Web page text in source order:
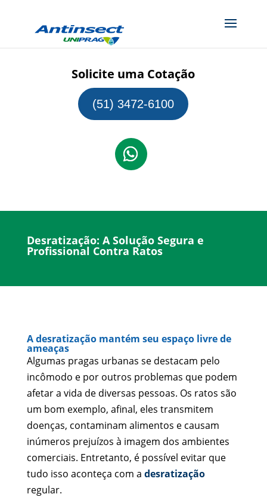
Solicite uma Cotação
(51) 3472-6100
Desratização: A Solução Segura e
Profissional Contra Ratos
A desratização mantém seu espaço livre de
ameaças
Algumas pragas urbanas se destacam pelo
incômodo e por outros problemas que podem
afetar a vida de diversas pessoas. Os ratos são
um bom exemplo, afinal, eles transmitem
doenças, contaminam alimentos e causam
inúmeros prejuízos à imagem dos ambientes
comerciais. Entretanto, é possível evitar que
tudo isso aconteça com a desratização
regular.